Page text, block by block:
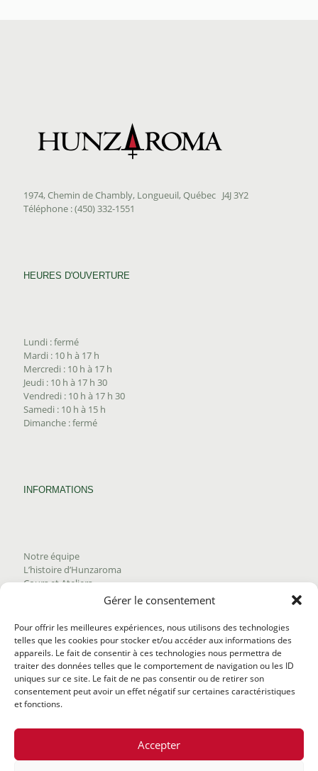
Gérer le consentement
Pour offrir les meilleures expériences, nous utilisons des technologies
telles que les cookies pour stocker et/ou accéder aux informations des
appareils. Le fait de consentir à ces technologies nous permettra de
traiter des données telles que le comportement de navigation ou les ID
uniques sur ce site. Le fait de ne pas consentir ou de retirer son
consentement peut avoir un effet négatif sur certaines caractéristiques
et fonctions.
Accepter
1974, Chemin de Chambly, Longueuil, Québec J4J 3Y2
Téléphone : (450) 332-1551
HEURES D'OUVERTURE
Lundi : fermé
Mardi : 10 h à 17 h
Mercredi : 10 h à 17 h
Jeudi : 10 h à 17 h 30
Vendredi : 10 h à 17 h 30
Samedi : 10 h à 15 h
Dimanche : fermé
INFORMATIONS
Notre équipe
L’histoire d’Hunzaroma
Cours et Ateliers
Trouver nos produits
Politique de frais d'envoi
Termes et conditions
Politique de remboursement